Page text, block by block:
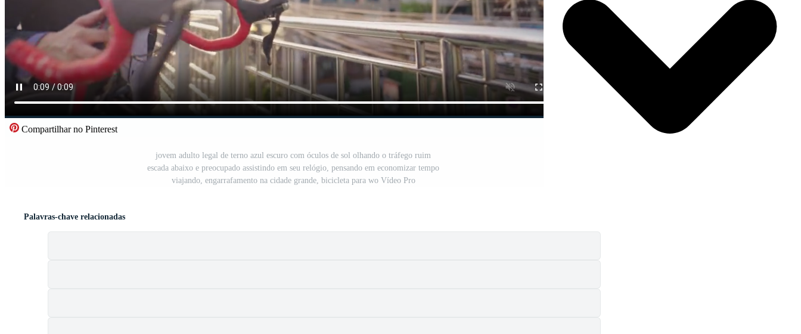
Compartilhar no Pinterest
jovem adulto legal de terno azul escuro com óculos de sol olhando o tráfego ruim
escada abaixo e preocupado assistindo em seu relógio, pensando em economizar tempo
viajando, engarrafamento na cidade grande, bicicleta para wo Vídeo Pro
Palavras-chave relacionadas